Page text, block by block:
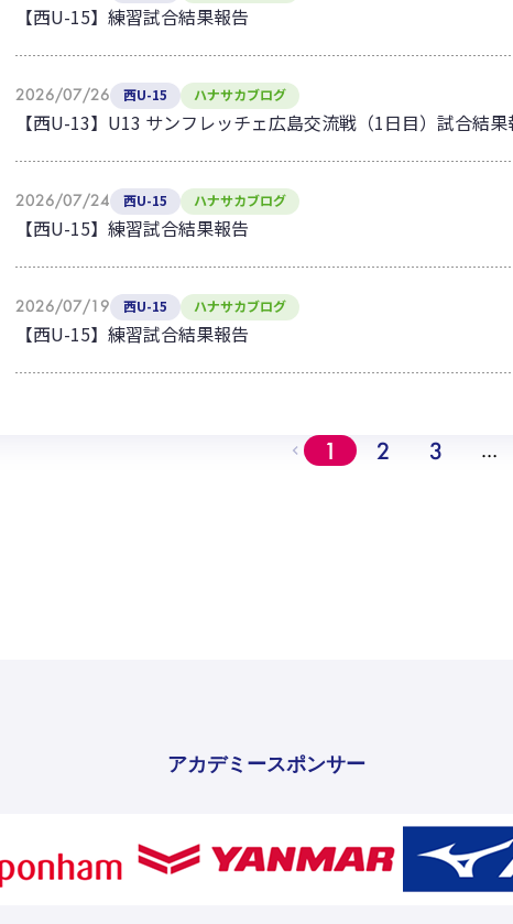
【西U-15】練習試合結果報告
2026/07/26 西U-15 ハナサカブログ
【西U-13】U13 サンフレッチェ広島交流戦（1日目）試合結
2026/07/24 西U-15 ハナサカブログ
【西U-15】練習試合結果報告
2026/07/19 西U-15 ハナサカブログ
【西U-15】練習試合結果報告
1 2 3 …
アカデミースポンサー